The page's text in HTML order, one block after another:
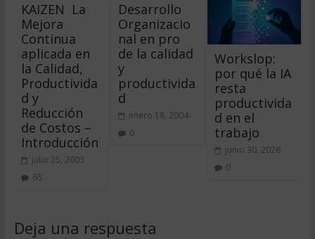
KAIZEN  La
Mejora
Continua
aplicada en
la Calidad,
Productivida
d y
Reducción
de Costos –
Introducción
julio 25, 2003
65
Desarrollo
Organizacio
nal en pro
de la calidad
y
productivida
d
enero 18, 2004
0
Workslop:
por qué la IA
resta
productivida
d en el
trabajo
junio 30, 2026
0
Deja una respuesta